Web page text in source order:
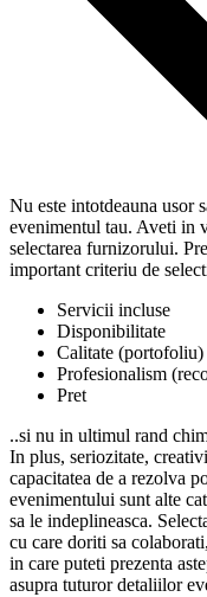
Nu este intotdeauna usor
evenimentul tau. Aveti in
selectarea furnizorului.
important criteriu de
Servicii incluse
Disponibilitate
Calitate (portofoliu)
Profesionalism
Pret
..si nu in ultimul rand
In plus, seriozitate,
capacitatea de a rezolva
evenimentului sunt alte
sa le indeplineasca.
cu care doriti sa
in care puteti prezenta
asupra tuturor detaliilor